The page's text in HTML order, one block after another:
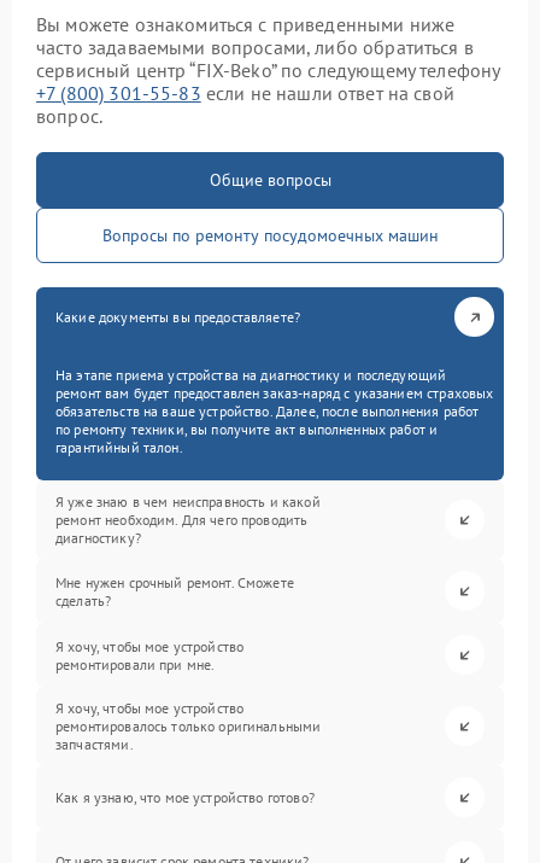
Вы можете ознакомиться с приведенными ниже
часто задаваемыми вопросами, либо обратиться в
сервисный центр “FIX-Beko” по следующему телефону
+7 (800) 301-55-83 если не нашли ответ на свой
вопрос.
Общие вопросы
Вопросы по ремонту посудомоечных машин
Какие документы вы предоставляете?
На этапе приема устройства на диагностику и последующий
ремонт вам будет предоставлен заказ-наряд с указанием страховых
обязательств на ваше устройство. Далее, после выполнения работ
по ремонту техники, вы получите акт выполненных работ и
гарантийный талон.
Я уже знаю в чем неисправность и какой
ремонт необходим. Для чего проводить
диагностику?
Мне нужен срочный ремонт. Сможете
сделать?
Я хочу, чтобы мое устройство
ремонтировали при мне.
Я хочу, чтобы мое устройство
ремонтировалось только оригинальными
запчастями.
Как я узнаю, что мое устройство готово?